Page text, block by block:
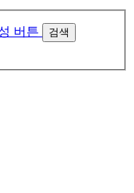
검색